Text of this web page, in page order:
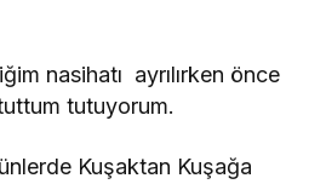
nasihatı ayrılırken önce
tutuyorum.
Kuşaktan Kuşağa